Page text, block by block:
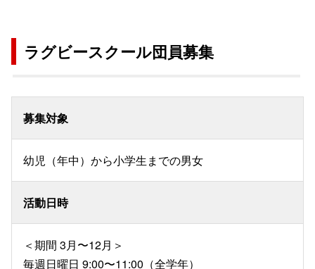
ラグビースクール団員募集
募集対象
幼児（年中）から小学生までの男女
活動日時
＜期間 3月〜12月＞
毎週日曜日 9:00〜11:00（全学年）